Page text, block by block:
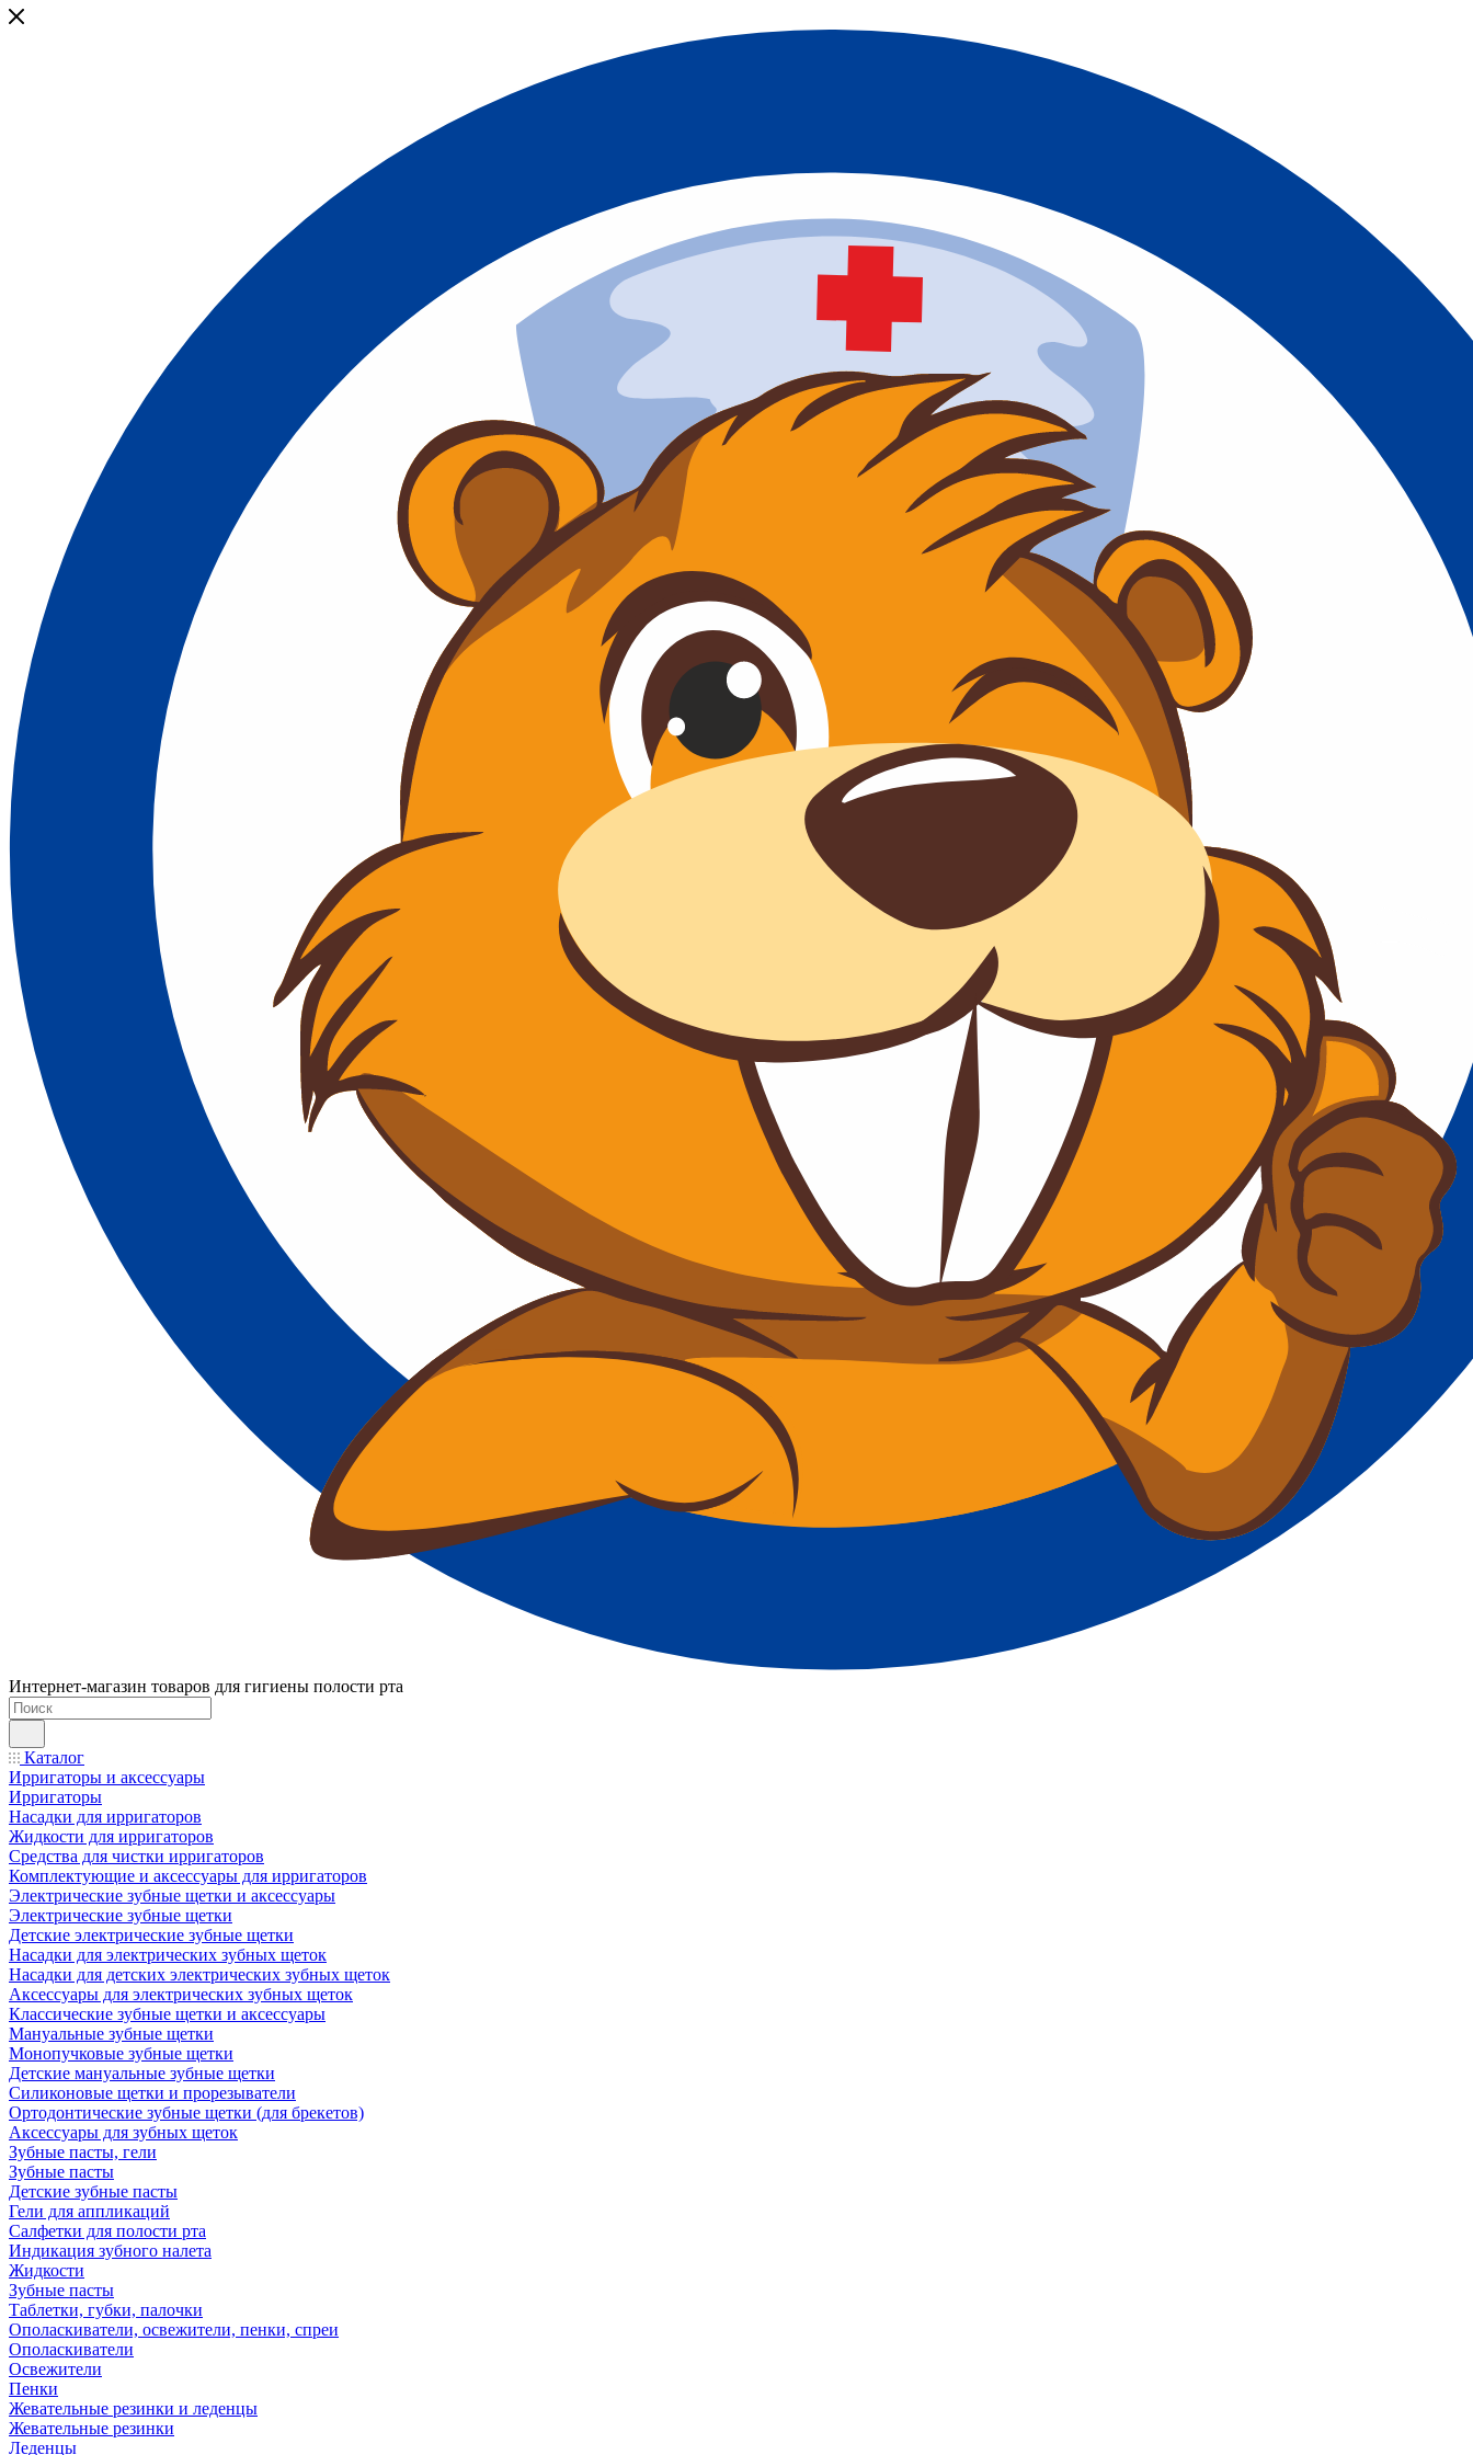
Интернет-магазин товаров для гигиены полости рта
Каталог
Ирригаторы и аксессуары
Ирригаторы
Насадки для ирригаторов
Жидкости для ирригаторов
Средства для чистки ирригаторов
Комплектующие и аксессуары для ирригаторов
Электрические зубные щетки и аксессуары
Электрические зубные щетки
Детские электрические зубные щетки
Насадки для электрических зубных щеток
Насадки для детских электрических зубных щеток
Аксессуары для электрических зубных щеток
Классические зубные щетки и аксессуары
Мануальные зубные щетки
Монопучковые зубные щетки
Детские мануальные зубные щетки
Силиконовые щетки и прорезыватели
Ортодонтические зубные щетки (для брекетов)
Аксессуары для зубных щеток
Зубные пасты, гели
Зубные пасты
Детские зубные пасты
Гели для аппликаций
Салфетки для полости рта
Индикация зубного налета
Жидкости
Зубные пасты
Таблетки, губки, палочки
Ополаскиватели, освежители, пенки, спреи
Ополаскиватели
Освежители
Пенки
Жевательные резинки и леденцы
Жевательные резинки
Леденцы